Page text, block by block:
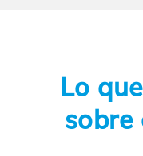
Lo
sobre